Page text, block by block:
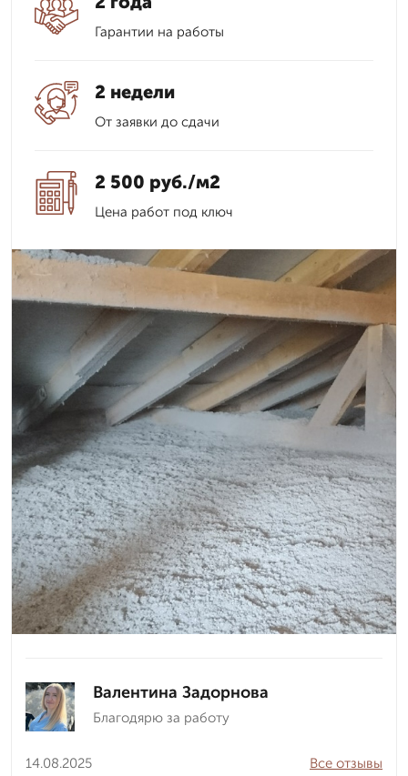
Гарантии на работы
2 недели
От заявки до сдачи
2 500 руб./м2
Цена работ под ключ
Валентина Задорнова
Благодярю за работу
14.08.2025
Все отзывы